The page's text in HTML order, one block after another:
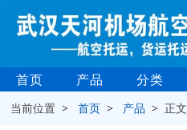
首页 产品 分类
当前位置 >首页 > 产品 > 正文